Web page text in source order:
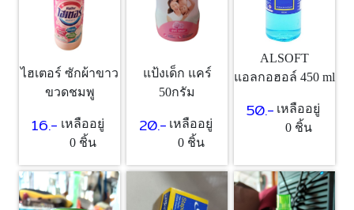
ไฮเตอร์ ซักผ้าขาว
ขวดชมพู
16.- เหลืออยู่
0 ชิ้น
แป้งเด็ก แคร์
50กรัม
20.- เหลืออยู่
0 ชิ้น
ALSOFT
แอลกอฮอล์ 450 ml
50.- เหลืออยู่
0 ชิ้น